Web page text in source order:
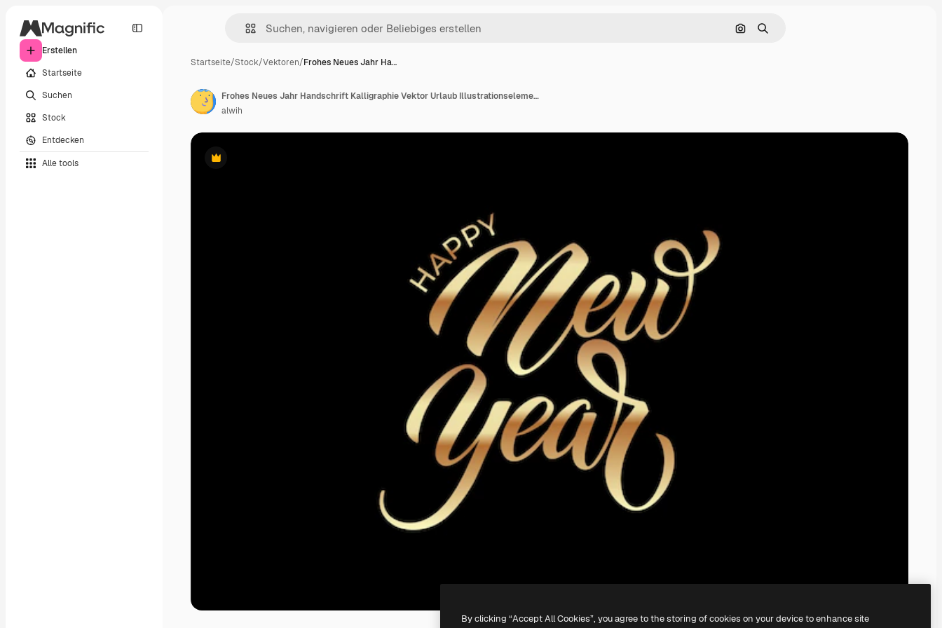
Erstellen
Startseite
Suchen
Stock
Entdecken
Alle tools
Nach Bild suchen
Suchen
Startseite/Stock/Vektoren/Frohes Neues Jahr Ha…
Premium
Frohes Neues Jahr Handschrift Kalligraphie Vektor Urlaub Illustrationselement Typografisch
alwih
By clicking “Accept All Cookies”, you agree to the storing of cookies on your device to enhance site